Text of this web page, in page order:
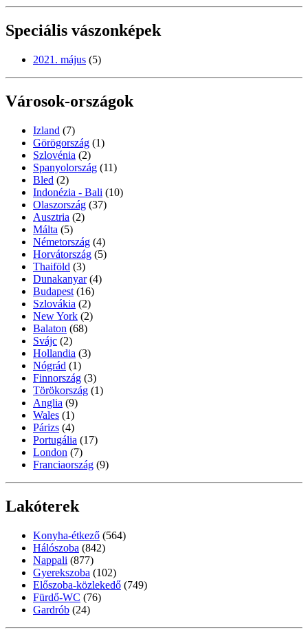
Speciális vászonképek
2021. május (5)
Városok-országok
Izland (7)
Görögország (1)
Szlovénia (2)
Spanyolország (11)
Bled (2)
Indonézia - Bali (10)
Olaszország (37)
Ausztria (2)
Málta (5)
Németország (4)
Horvátország (5)
Thaiföld (3)
Dunakanyar (4)
Budapest (16)
Szlovákia (2)
New York (2)
Balaton (68)
Svájc (2)
Hollandia (3)
Nógrád (1)
Finnország (3)
Törökország (1)
Anglia (9)
Wales (1)
Párizs (4)
Portugália (17)
London (7)
Franciaország (9)
Lakóterek
Konyha-étkező (564)
Hálószoba (842)
Nappali (877)
Gyerekszoba (102)
Előszoba-közlekedő (749)
Fürdő-WC (76)
Gardrób (24)